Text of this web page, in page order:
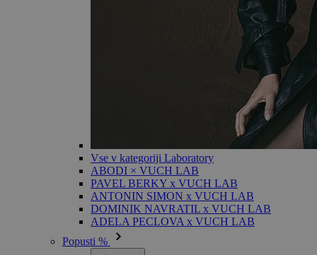
Vse v kategoriji Laboratory
ABODI × VUCH LAB
PAVEL BERKY x VUCH LAB
ANTONIN SIMON x VUCH LAB
DOMINIK NAVRATIL x VUCH LAB
ADELA PECLOVA x VUCH LAB
Popusti %